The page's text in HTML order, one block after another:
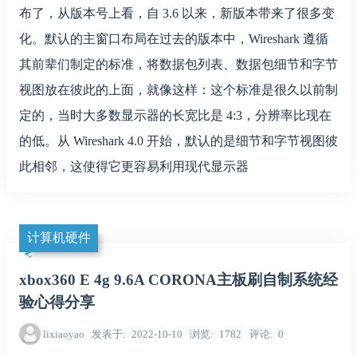
布了，从版本号上看，自 3.6 以来，新版本带来了很多变
化。默认的主窗口布局在过去的版本中，Wireshark 遵循
其前辈们制定的标准，将数据包列表、数据包细节和字节
视图放在彼此的上面，就像这样：这个标准是很久以前制
定的，当时大多数显示器的长宽比是 4:3，分辨率比现在
的低。从 Wireshark 4.0 开始，默认的是细节和字节视图彼
此相邻，这使得它更容易利用现代显示器
计算机硬件
xbox360 E 4g 9.6A CORONA主板刷自制系统经
验心得分享
lixiaoyao 发表于 2022-10-10 浏览 1782 评论 0